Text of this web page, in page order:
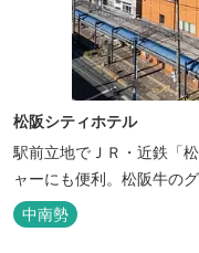
松阪シティホテル
駅前立地でＪＲ・近鉄「
ャーにも便利。松阪牛の
中南勢